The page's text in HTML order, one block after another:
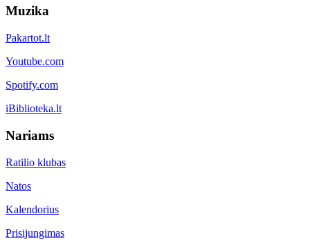
Muzika
Pakartot.lt
Youtube.com
Spotify.com
iBiblioteka.lt
Nariams
Ratilio klubas
Natos
Kalendorius
Prisijungimas